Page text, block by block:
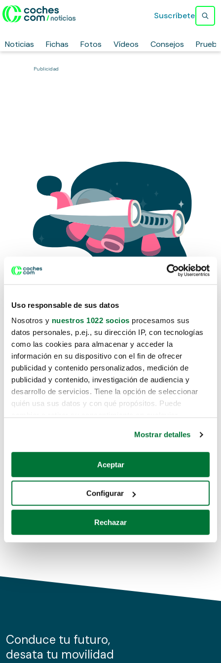
Uso responsable de sus datos
Nosotros y nuestros 1022 socios procesamos sus
datos personales, p.ej., su dirección IP, con tecnologías
como las cookies para almacenar y acceder la
información en su dispositivo con el fin de ofrecer
publicidad y contenido personalizados, medición de
publicidad y contenido, investigación de audiencia y
desarrollo de servicios. Tiene la opción de seleccionar
quién usa sus datos y con qué propósitos. Puede
Si lo permite, también quisiéramos:
Recopilar información sobre su ubicación geográfica
Identificar su dispositivo analizándolo activamente
para buscar características específicas (huellas
Obtenga más información sobre cómo se procesan sus
de cookies.
información sobre el uso que haga del sitio web con
nuestros partners de redes sociales, publicidad y análisis
Mostrar detalles
Aceptar
Configurar
Rechazar
Noticias Fichas Fotos Vídeos Consejos
Suscríbete
Publicidad
Lo sentimos, no sabemos como
te hemos traido hasta aquí.
Pero puedes encontrar el coche que estás
buscando en alguno de estos enlaces:
Coches de segunda mano
Coches de km0
Conduce tu futuro,
desata tu movilidad